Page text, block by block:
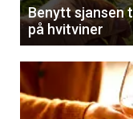
Benytt sjansen
på hvitviner